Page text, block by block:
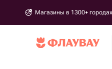
Магазины в 1300+ городах